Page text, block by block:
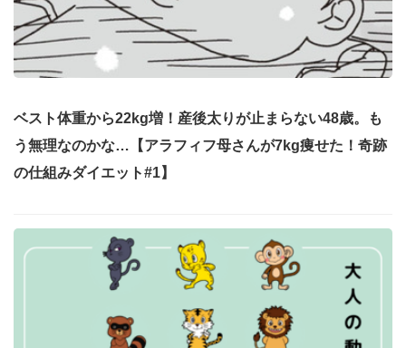
ベスト体重から22kg増！産後太りが止まらない48歳。も
う無理なのかな…【アラフィフ母さんが7kg痩せた！奇跡
の仕組みダイエット#1】